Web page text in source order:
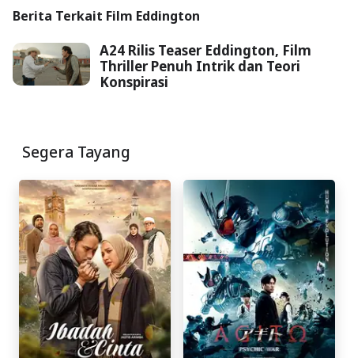
Berita Terkait Film Eddington
A24 Rilis Teaser Eddington, Film
Thriller Penuh Intrik dan Teori
Konspirasi
Segera Tayang